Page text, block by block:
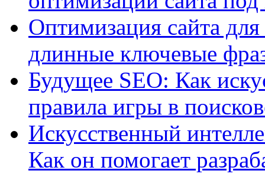
Оптимизация сайта
длинные ключевые
Будущее SEO: Как
правила игры в
Искусственный
Как он помогает